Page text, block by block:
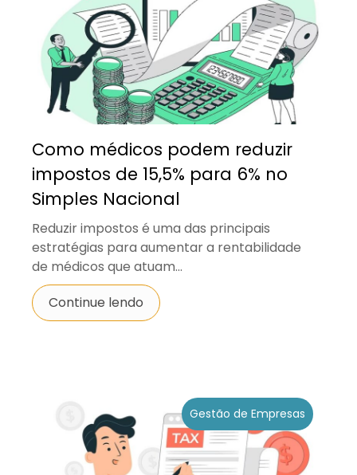
Como médicos podem reduzir
impostos de 15,5% para 6% no
Simples Nacional
Reduzir impostos é uma das principais
estratégias para aumentar a rentabilidade
de médicos que atuam...
Continue lendo
Gestão de Empresas